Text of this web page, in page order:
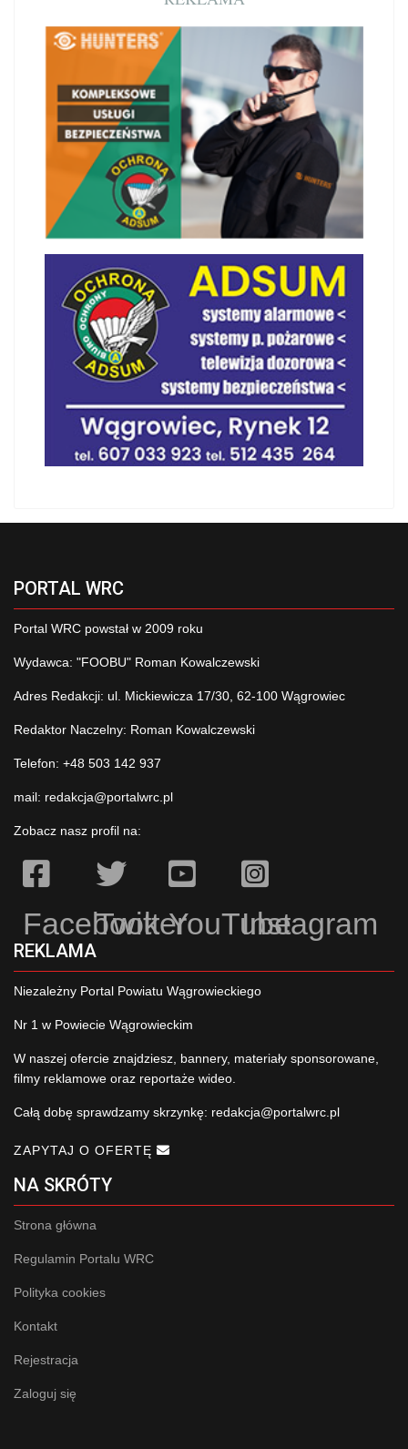
PORTAL WRC
Portal WRC powstał w 2009 roku
Wydawca: "FOOBU" Roman Kowalczewski
Adres Redakcji: ul. Mickiewicza 17/30, 62-100 Wągrowiec
Redaktor Naczelny: Roman Kowalczewski
Telefon: +48 503 142 937
mail: redakcja@portalwrc.pl
Zobacz nasz profil na:
Facebook
TwitterYouTubeInstagram
REKLAMA
Niezależny Portal Powiatu Wągrowieckiego
Nr 1 w Powiecie Wągrowieckim
W naszej ofercie znajdziesz, bannery, materiały sponsorowane,
filmy reklamowe oraz reportaże wideo.
Całą dobę sprawdzamy skrzynkę: redakcja@portalwrc.pl
ZAPYTAJ O OFERTĘ
NA SKRÓTY
Strona główna
Regulamin Portalu WRC
Polityka cookies
Kontakt
Rejestracja
Zaloguj się